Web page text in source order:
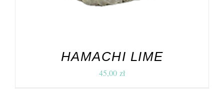
HAMACHI LIME
45,00 zł